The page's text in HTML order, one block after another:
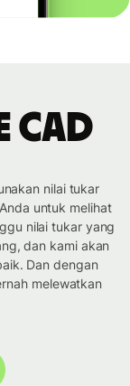
CAD
nilai tukar
untuk melihat
nilai tukar yang
dan kami akan
Dan dengan
melewatkan